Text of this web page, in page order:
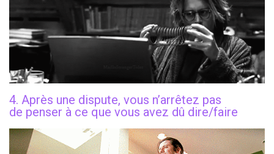
4. Après une dispute, vous n’arrêtez pas
de penser à ce que vous avez dû dire/faire